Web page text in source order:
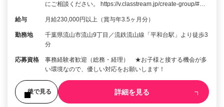
にご相談ください。 https://v.classtream.jp/create-group/#…
給与 月給230,000円以上（賞与年3.5ヶ月分）
勤務地
千葉県流山市流山9丁目／流鉄流山線「平和台駅」より徒歩3
分
応募資格
事務経験者歓迎（総務・経理） ★お子様と接する機会が多
い環境なので、優しい対応をお願いします！
後で見る 詳細を見る